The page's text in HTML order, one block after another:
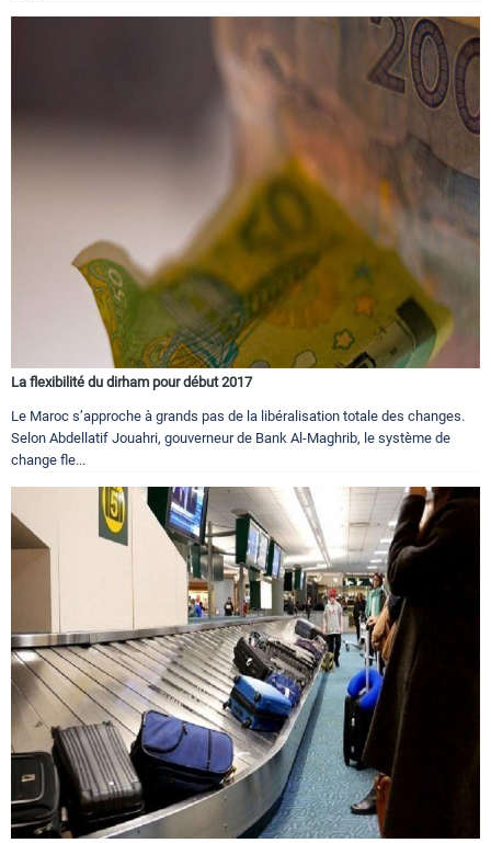
La flexibilité du dirham pour début 2017
Le Maroc s’approche à grands pas de la libéralisation totale des changes.
Selon Abdellatif Jouahri, gouverneur de Bank Al-Maghrib, le système de
change fle...